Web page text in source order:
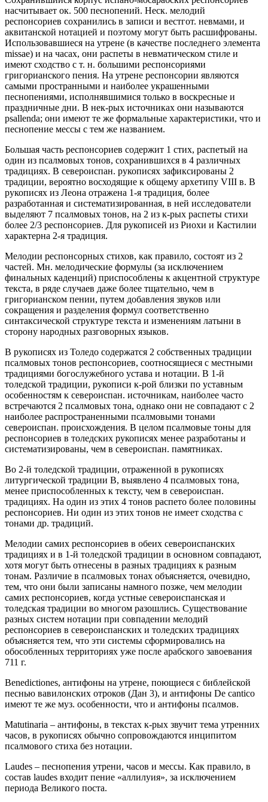
насчитывает ок. 500 песнопений. Неск. мелодий
респонсориев сохранились в записи и вестгот. невмами, и
аквитанской нотацией и поэтому могут быть расшифрованы.
Использовавшиеся на утрене (в качестве последнего элемента
missae) и на часах, они распеты в невматическом стиле и
имеют сходство с т. н. большими респонсориями
григорианского пения. На утрене респонсории являются
самыми пространными и наиболее украшенными
песнопениями, исполнявшимися только в воскресные и
праздничные дни. В нек-рых источниках они называются
psallenda; они имеют те же формальные характеристики, что и
песнопение мессы с тем же названием.
Большая часть респонсориев содержит 1 стих, распетый на
один из псалмовых тонов, сохранившихся в 4 различных
традициях. В североиспан. рукописях зафиксированы 2
традиции, вероятно восходящие к общему архетипу VIII в. В
рукописях из Леона отражена 1-я традиция, более
разработанная и систематизированная, в ней исследователи
выделяют 7 псалмовых тонов, на 2 из к-рых распеты стихи
более 2/3 респонсориев. Для рукописей из Риохи и Кастилии
характерна 2-я традиция.
Мелодии респонсорных стихов, как правило, состоят из 2
частей. Мн. мелодические формулы (за исключением
финальных каденций) приспособлены к акцентной структуре
текста, в ряде случаев даже более тщательно, чем в
григорианском пении, путем добавления звуков или
сокращения и разделения формул соответственно
синтаксической структуре текста и изменениям латыни в
сторону народных разговорных языков.
В рукописях из Толедо содержатся 2 собственных традиции
псалмовых тонов респонсориев, соотносящиеся с местными
традициями богослужебного устава и нотации. В 1-й
толедской традиции, рукописи к-рой близки по уставным
особенностям к североиспан. источникам, наиболее часто
встречаются 2 псалмовых тона, однако они не совпадают с 2
наиболее распространенными псалмовыми тонами
североиспан. происхождения. В целом псалмовые тоны для
респонсориев в толедских рукописях менее разработаны и
систематизированы, чем в североиспан. памятниках.
Во 2-й толедской традиции, отраженной в рукописях
литургической традиции B, выявлено 4 псалмовых тона,
менее приспособленных к тексту, чем в североиспан.
традициях. На один из этих 4 тонов распето более половины
респонсориев. Ни один из этих тонов не имеет сходства с
тонами др. традиций.
Мелодии самих респонсориев в обеих североиспанских
традициях и в 1-й толедской традиции в основном совпадают,
хотя могут быть отнесены в разных традициях к разным
тонам. Различие в псалмовых тонах объясняется, очевидно,
тем, что они были записаны намного позже, чем мелодии
самих респонсориев, когда устные североиспанская и
толедская традиции во многом разошлись. Существование
разных систем нотации при совпадении мелодий
респонсориев в североиспанских и толедских традициях
объясняется тем, что эти системы сформировались на
обособленных территориях уже после арабского завоевания
711 г.
Benedictiones, антифоны на утрене, поющиеся с библейской
песнью вавилонских отроков (Дан 3), и антифоны De cantico
имеют те же муз. особенности, что и антифоны псалмов.
Matutinaria – антифоны, в текстах к-рых звучит тема утренних
часов, в рукописях обычно сопровождаются инципитом
псалмового стиха без нотации.
Laudes – песнопения утрени, часов и мессы. Как правило, в
состав laudes входит пение «аллилуия», за исключением
периода Великого поста.